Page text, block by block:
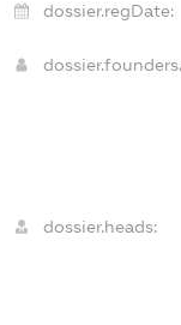
dossier.regDate:
dossier.heads: